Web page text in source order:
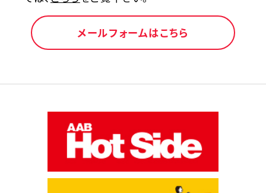
メールフォームはこちら